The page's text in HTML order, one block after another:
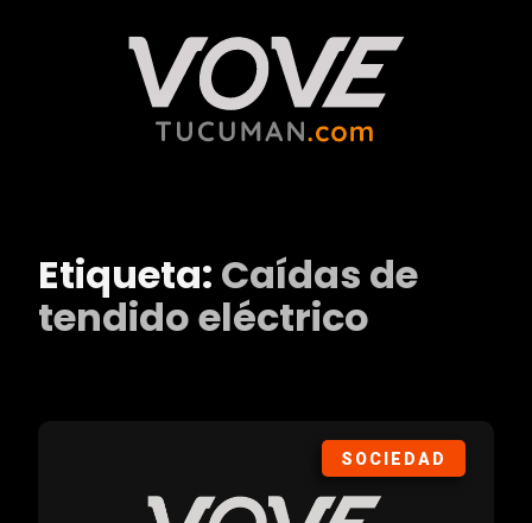
Etiqueta: Caídas de
tendido eléctrico
SOCIEDAD